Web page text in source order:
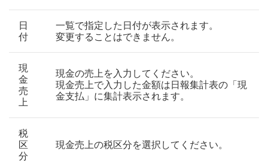
日
付
一覧で指定した日付が表示されます。
変更することはできません。
現
金
売
上
現金の売上を入力してください。
現金売上で入力した金額は日報集計表の「現
金支払」に集計表示されます。
税
区
分
現金売上の税区分を選択してください。